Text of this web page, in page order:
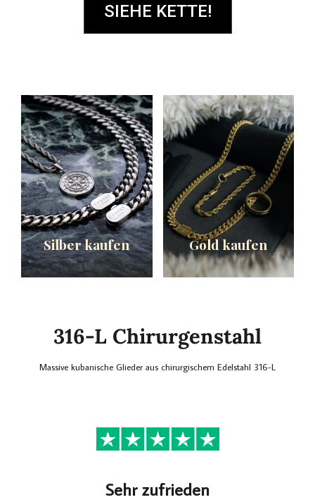
SIEHE KETTE!
Silber kaufen Gold kaufen
316-L Chirurgenstahl
Massive kubanische Glieder aus chirurgischem Edelstahl 316-L
Sehr zufrieden